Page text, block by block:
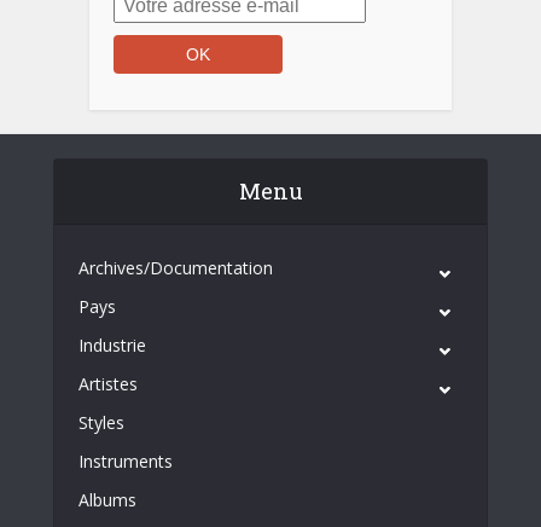
Menu
Archives/Documentation
Pays
Industrie
Artistes
Styles
Instruments
Albums